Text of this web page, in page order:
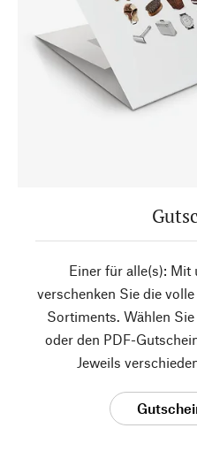
Einer für alle(s): Mit
verschenken Sie die
Sortiments. Wählen
oder den PDF-
Jeweils